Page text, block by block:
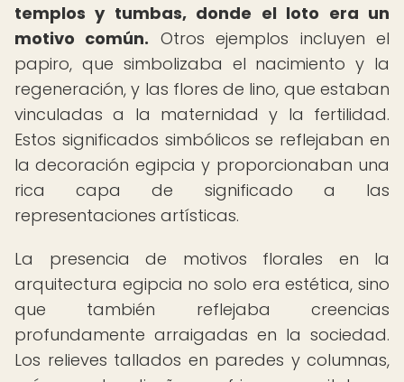
templos y tumbas, donde el loto era un
motivo común. Otros ejemplos incluyen el
papiro, que simbolizaba el nacimiento y la
regeneración, y las flores de lino, que estaban
vinculadas a la maternidad y la fertilidad.
Estos significados simbólicos se reflejaban en
la decoración egipcia y proporcionaban una
rica capa de significado a las
representaciones artísticas.
La presencia de motivos florales en la
arquitectura egipcia no solo era estética, sino
que también reflejaba creencias
profundamente arraigadas en la sociedad.
Los relieves tallados en paredes y columnas,